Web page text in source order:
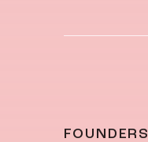
FOUNDERS